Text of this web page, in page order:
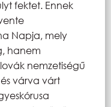
fektet. Ennek
Napja, mely
hanem
nemzetiségű
várva várt